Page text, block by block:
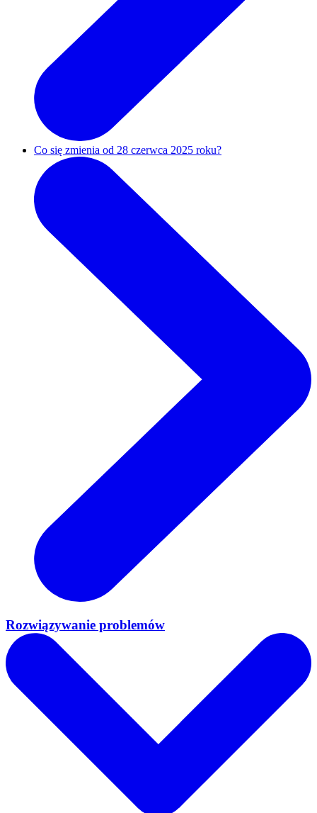
Co się zmienia od 28 czerwca 2025 roku?
Rozwiązywanie problemów